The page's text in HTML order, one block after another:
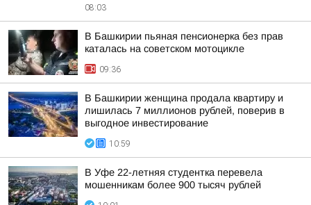
08:03
В Башкирии пьяная пенсионерка без прав
каталась на советском мотоцикле
09:36
В Башкирии женщина продала квартиру и
лишилась 7 миллионов рублей, поверив в
выгодное инвестирование
10:59
В Уфе 22-летняя студентка перевела
мошенникам более 900 тысяч рублей